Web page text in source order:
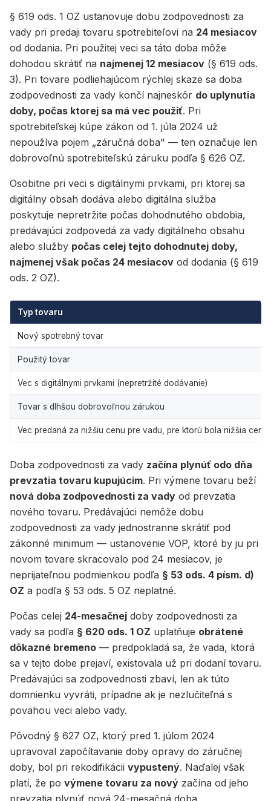
§ 619 ods. 1 OZ ustanovuje dobu zodpovednosti za
vady pri predaji tovaru spotrebiteľovi na 24 mesiacov
od dodania. Pri použitej veci sa táto doba môže
dohodou skrátiť na najmenej 12 mesiacov (§ 619 ods.
3). Pri tovare podliehajúcom rýchlej skaze sa doba
zodpovednosti za vady končí najneskôr do uplynutia
doby, počas ktorej sa má vec použiť. Pri
spotrebiteľskej kúpe zákon od 1. júla 2024 už
nepoužíva pojem „záručná doba" — ten označuje len
dobrovoľnú spotrebiteľskú záruku podľa § 626 OZ.
Osobitne pri veci s digitálnymi prvkami, pri ktorej sa
digitálny obsah dodáva alebo digitálna služba
poskytuje nepretržite počas dohodnutého obdobia,
predávajúci zodpovedá za vady digitálneho obsahu
alebo služby počas celej tejto dohodnutej doby,
najmenej však počas 24 mesiacov od dodania (§ 619
ods. 2 OZ).
Typ tovaru
Nový spotrebný tovar
Použitý tovar
Vec s digitálnymi prvkami (nepretržité dodávanie)
Tovar s dlhšou dobrovoľnou zárukou
Vec predaná za nižšiu cenu pre vadu, pre ktorú bola nižšia cena
Doba zodpovednosti za vady začína plynúť odo dňa
prevzatia tovaru kupujúcim. Pri výmene tovaru beží
nová doba zodpovednosti za vady od prevzatia
nového tovaru. Predávajúci nemôže dobu
zodpovednosti za vady jednostranne skrátiť pod
zákonné minimum — ustanovenie VOP, ktoré by ju pri
novom tovare skracovalo pod 24 mesiacov, je
neprijateľnou podmienkou podľa § 53 ods. 4 písm. d)
OZ a podľa § 53 ods. 5 OZ neplatné.
Počas celej 24-mesačnej doby zodpovednosti za
vady sa podľa § 620 ods. 1 OZ uplatňuje obrátené
dôkazné bremeno — predpokladá sa, že vada, ktorá
sa v tejto dobe prejaví, existovala už pri dodaní tovaru.
Predávajúci sa zodpovednosti zbaví, len ak túto
domnienku vyvráti, prípadne ak je nezlučiteľná s
povahou veci alebo vady.
Pôvodný § 627 OZ, ktorý pred 1. júlom 2024
upravoval započítavanie doby opravy do záručnej
doby, bol pri rekodifikácii vypustený. Naďalej však
platí, že po výmene tovaru za nový začína od jeho